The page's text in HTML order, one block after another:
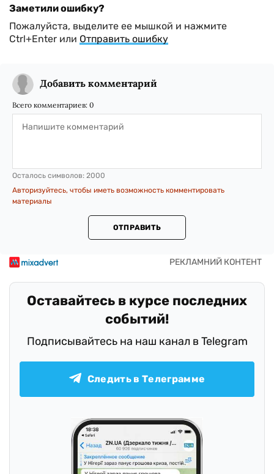
Заметили ошибку?
Пожалуйста, выделите ее мышкой и нажмите
Ctrl+Enter или Отправить ошибку
Добавить комментарий
Всего комментариев: 0
Осталось символов: 2000
Авторизуйтесь, чтобы иметь возможность комментировать
материалы
ОТПРАВИТЬ
Оставайтесь в курсе последних
событий!
Подписывайтесь на наш канал в Telegram
Следить в Телеграмме